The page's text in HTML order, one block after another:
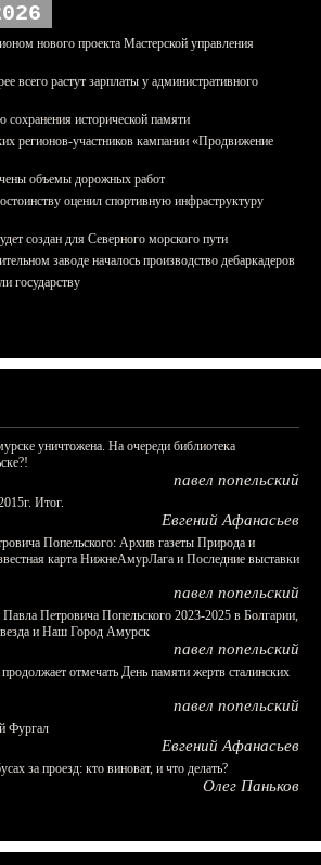
нового проекта Мастерской управления
всего растут зарплаты у административного
исторической памяти
регионов-участников кампании «Продвижение
объемы дорожных работ
оценил спортивную инфраструктуру
создан для Северного морского пути
заводе началось производство дебаркадеров
государству
уничтожена. На очереди библиотека
павел попельский
Итог.
Евгений Афанасьев
Попельского: Архив газеты Природа и
карта НижнеАмурЛага и Последние выставки
павел попельский
Петровича Попельского 2023-2025 в Болгарии,
и Наш Город Амурск
павел попельский
отмечать День памяти жертв сталинских
павел попельский
Фургал
Евгений Афанасьев
за проезд: кто виноват, и что делать?
Олег Паньков